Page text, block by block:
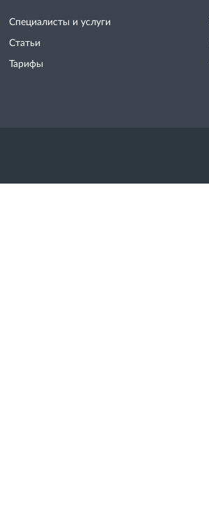
Специалисты и услуги
Статьи
Тарифы